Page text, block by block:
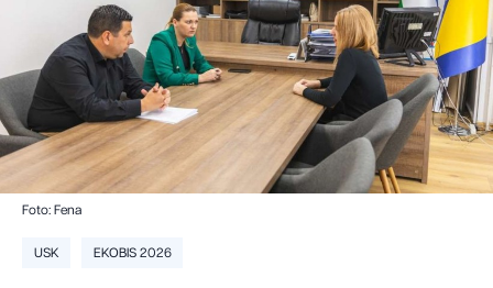
Foto: Fena
USK EKOBIS 2026